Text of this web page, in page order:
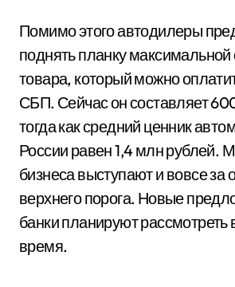
Помимо этого автодилеры
поднять планку максимальной
товара, который можно
СБП. Сейчас он составляет
тогда как средний ценник
России равен 1,4 млн рублей.
бизнеса выступают и вовсе за
верхнего порога. Новые
банки планируют
время.